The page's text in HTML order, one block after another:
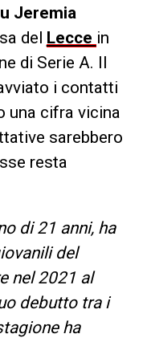
Jeremia
del Lecce in
di Serie A. Il
i contatti
una cifra vicina
sarebbero
resta
di 21 anni, ha
del
nel 2021 al
debutto tra i
ha